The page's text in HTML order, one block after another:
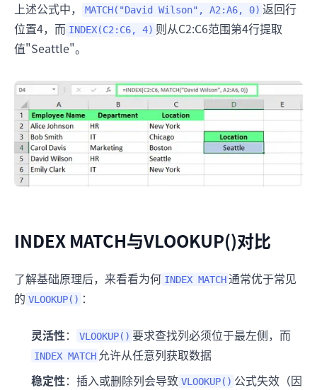
上述公式中， MATCH("David Wilson", A2:A6, 0) 返回行
位置4，而 INDEX(C2:C6, 4) 则从C2:C6范围第4行提取
值"Seattle"。
INDEX MATCH与VLOOKUP()对比
了解基础原理后，来看看为何 INDEX MATCH 通常优于常见
的 VLOOKUP() ：
灵活性： VLOOKUP() 要求查找列必须位于最左侧，而
INDEX MATCH 允许从任意列获取数据
稳定性：插入或删除列会导致 VLOOKUP() 公式失效（因